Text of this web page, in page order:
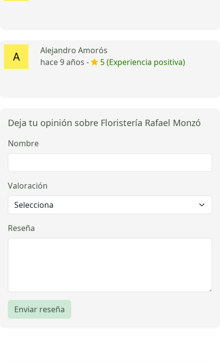
Alejandro Amorós
hace 9 años -
5 (Experiencia positiva)
Deja tu opinión sobre Floristería Rafael Monzó
Nombre
Valoración
Reseña
Enviar reseña